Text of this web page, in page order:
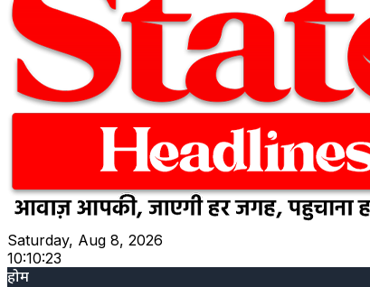
Saturday, Aug 8, 2026
10:10:24
होम